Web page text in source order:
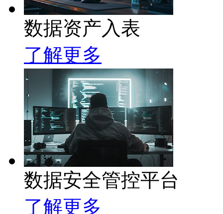
数据资产入表
了解更多
数据安全管控平台
了解更多